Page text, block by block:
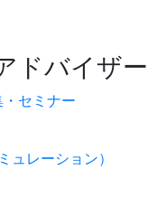
ドバイザー
セミナー
ュレーション）